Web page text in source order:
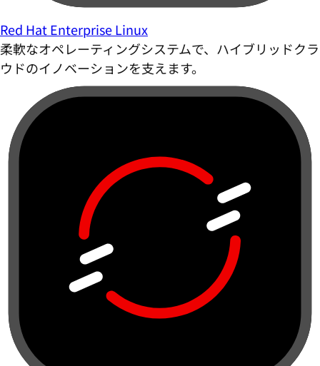
Red Hat Enterprise Linux
柔軟なオペレーティングシステムで、ハイブリッドクラ
ウドのイノベーションを支えます。